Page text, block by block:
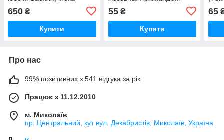
Ферапонта, інока Трофіма
650 ₴
Купити
55₴
Купити
65
Про нас
99% позитивних з 541 відгука за рік
Працює з 11.12.2010
м. Миколаїв
пр. Центральний, кут вул. Декабристів, Миколаїв, Україна